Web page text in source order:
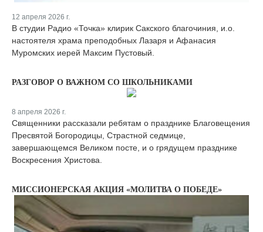
12 апреля 2026 г.
В студии Радио «Точка» клирик Сакского благочиния, и.о.
настоятеля храма преподобных Лазаря и Афанасия
Муромских иерей Максим Пустовый.
РАЗГОВОР О ВАЖНОМ СО ШКОЛЬНИКАМИ
8 апреля 2026 г.
Священники рассказали ребятам о празднике Благовещения
Пресвятой Богородицы, Страстной седмице,
завершающемся Великом посте, и о грядущем празднике
Воскресения Христова.
МИССИОНЕРСКАЯ АКЦИЯ «МОЛИТВА О ПОБЕДЕ»